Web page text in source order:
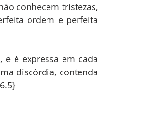
conhecem tristezas,
ordem e perfeita
é expressa em cada
discórdia, contenda